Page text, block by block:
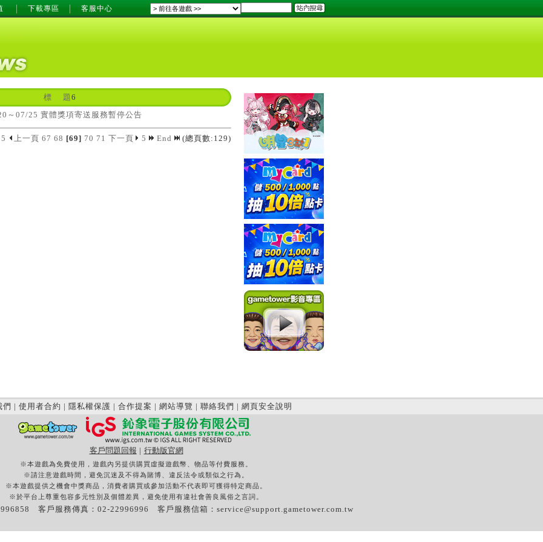
下載專區 客服中心
標 題6
～07/25 實體獎項寄送服務暫停公告
5 上一頁 67 68 [69] 70 71 下一頁 5 End (總頁數:129)
們 | 使用者合約 | 隱私權保護 | 合作提案 | 網站導覽 | 聯絡我們 | 網頁安全說明
客戶問題回報 | 行動版官網
※本遊戲為免費使用，遊戲內另提供購買虛擬遊戲幣、物品等付費服務。
※請注意遊戲時間，避免沉迷及不得為賭博、違反法令或類似之行為。
※本遊戲提供之機會中獎商品，消費者購買或參加活動不代表即可獲得特定商品。
※於平台上尊重包容多元性別及個體差異，避免使用有違社會善良風俗之言詞。
客戶服務傳真：02-22996996 客戶服務信箱： service@support.gametower.com.tw